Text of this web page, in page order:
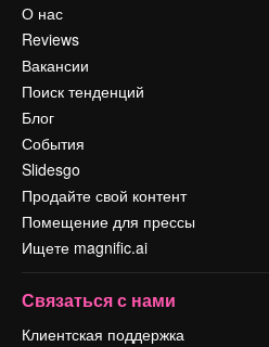
О нас
Reviews
Вакансии
Поиск тенденций
Блог
События
Slidesgo
Продайте свой контент
Помещение для прессы
Ищете magnific.ai
Связаться с нами
Клиентская поддержка